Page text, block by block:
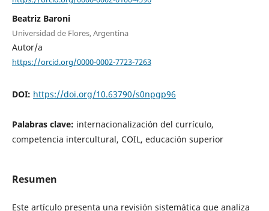
Beatriz Baroni
Universidad de Flores, Argentina
Autor/a
https://orcid.org/0000-0002-7723-7263
DOI: https://doi.org/10.63790/s0npgp96
Palabras clave: internacionalización del currículo,
competencia intercultural, COIL, educación superior
Resumen
Este artículo presenta una revisión sistemática que analiza